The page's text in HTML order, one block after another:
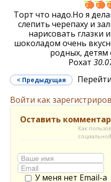
Торт что надо.Но я
слепить черепаху и
нарисовать глазки
шоколадом очень
родных, детям
Рохат
< Предыдущая
Войти как
Оставить
Как
У меня нет Email-а